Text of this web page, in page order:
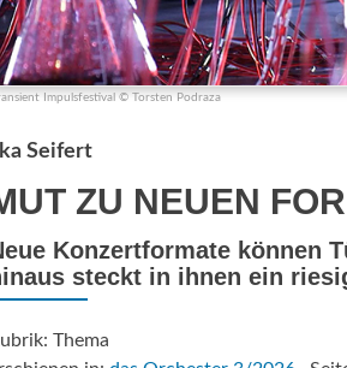
Impulsfestival © Torsten Podraza
Ilka Seifert
ZU NEUEN
Konzertformate können
steckt in ihnen ein
Thema